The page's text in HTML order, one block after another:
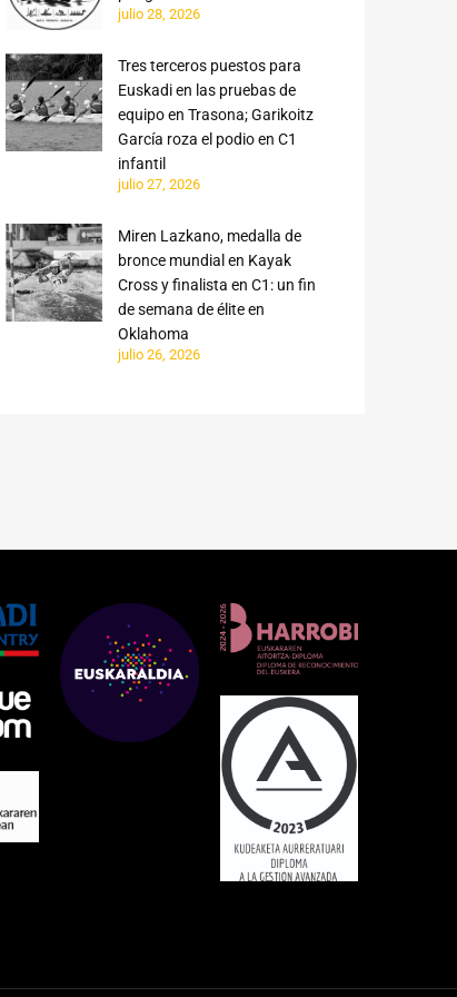
julio 28, 2026
Tres terceros puestos para
Euskadi en las pruebas de
equipo en Trasona; Garikoitz
García roza el podio en C1
infantil
julio 27, 2026
Miren Lazkano, medalla de
bronce mundial en Kayak
Cross y finalista en C1: un fin
de semana de élite en
Oklahoma
julio 26, 2026